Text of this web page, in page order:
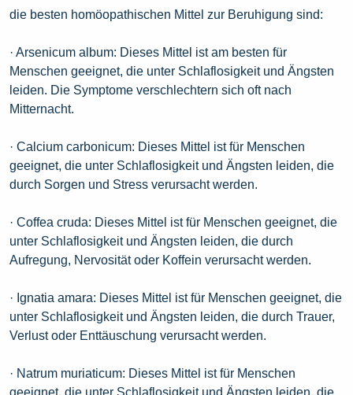
die besten homöopathischen Mittel zur Beruhigung sind:
· Arsenicum album: Dieses Mittel ist am besten für
Menschen geeignet, die unter Schlaflosigkeit und Ängsten
leiden. Die Symptome verschlechtern sich oft nach
Mitternacht.
· Calcium carbonicum: Dieses Mittel ist für Menschen
geeignet, die unter Schlaflosigkeit und Ängsten leiden, die
durch Sorgen und Stress verursacht werden.
· Coffea cruda: Dieses Mittel ist für Menschen geeignet, die
unter Schlaflosigkeit und Ängsten leiden, die durch
Aufregung, Nervosität oder Koffein verursacht werden.
· Ignatia amara: Dieses Mittel ist für Menschen geeignet, die
unter Schlaflosigkeit und Ängsten leiden, die durch Trauer,
Verlust oder Enttäuschung verursacht werden.
· Natrum muriaticum: Dieses Mittel ist für Menschen
geeignet, die unter Schlaflosigkeit und Ängsten leiden, die